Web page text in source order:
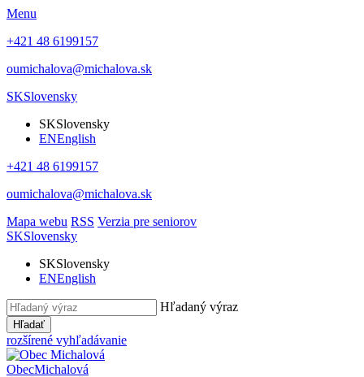
Menu
+421 48 6199157
oumichalova@michalova.sk
SKSlovensky
SKSlovensky
ENEnglish
+421 48 6199157
oumichalova@michalova.sk
Mapa webu RSS Verzia pre seniorov
SKSlovensky
SKSlovensky
ENEnglish
Hľadaný výraz
Hľadať
rozšírené vyhľadávanie
ObecMichalová